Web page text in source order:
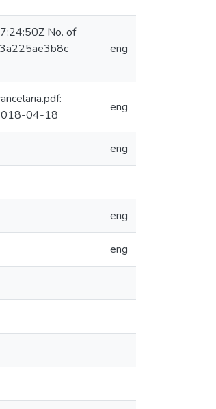
No. of
eng
04-18
eng
eng
eng
eng